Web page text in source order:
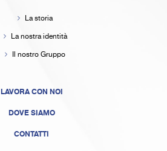
La storia
La nostra identità
Il nostro Gruppo
LAVORA CON NOI
DOVE SIAMO
CONTATTI